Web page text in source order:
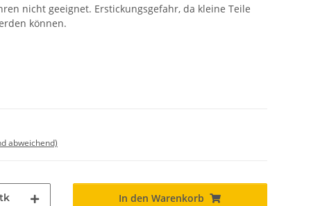
nicht geeignet. Erstickungsgefahr, da kleine Teile
können.
abweichend)
In den Warenkorb